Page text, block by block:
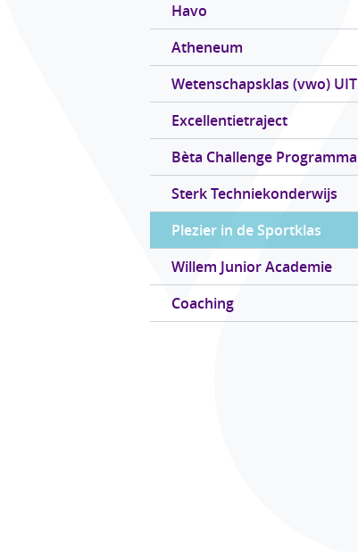
Havo
Atheneum
Wetenschapsklas (vwo) UIT
Excellentietraject
Bèta Challenge Programma
Sterk Techniekonderwijs
Plezier in de Sportklas
Willem Junior Academie
Coaching